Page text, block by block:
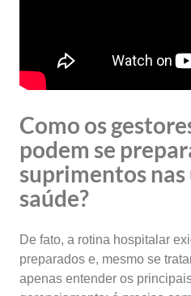
Como os
podem se
suprimentos nas
saúde?
De fato, a rotina hospitalar
preparados e, mesmo se
apenas entender os